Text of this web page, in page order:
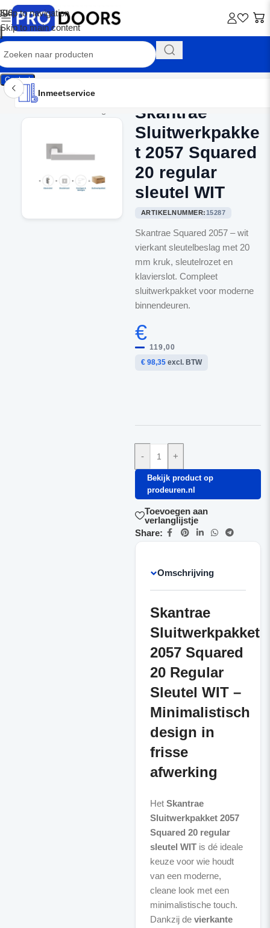
Skip to navigation
Skip to main content
Contact
Inmeetservice
Montageservice
Advies op maat
Showroom
Inmeetservice
Skantrae
Sluitwerkpakke
t 2057 Squared
20 regular
sleutel WIT
ARTIKELNUMMER:15287
Skantrae Squared 2057 – wit
vierkant sleutelbeslag met 20
mm kruk, sleutelrozet en
klavierslot. Compleet
sluitwerkpakket voor moderne
binnendeuren.
€
119,00
€ 98,35excl. BTW
- +
Bekijk product op
prodeuren.nl
Toevoegen aan
verlanglijstje
Share:
Omschrijving
Skantrae
Sluitwerkpakket
2057 Squared
20 Regular
Sleutel WIT –
Minimalistisch
design in
frisse
afwerking
Het Skantrae
Sluitwerkpakket 2057
Squared 20 regular
sleutel WITis dé ideale
keuze voor wie houdt
van een moderne,
cleane look met een
minimalistische touch.
Dankzij de vierkante